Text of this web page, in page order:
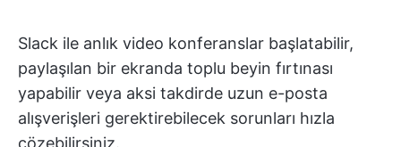
Slack ile anlık video konferanslar başlatabilir,
paylaşılan bir ekranda toplu beyin fırtınası
yapabilir veya aksi takdirde uzun e-posta
alışverişleri gerektirebilecek sorunları hızla
çözebilirsiniz.